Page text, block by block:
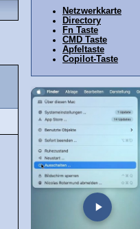
Netzwerkkarte
Directory
Fn Taste
CMD Taste
Apfeltaste
Copilot-Taste